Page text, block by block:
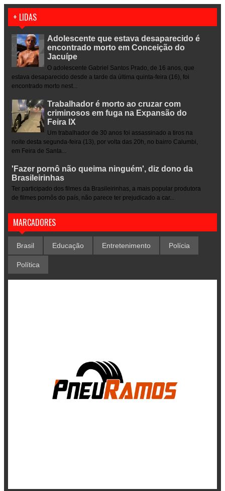
+ LIDAS
Adolescente que estava desaparecido é
encontrado morto em Conceição do
Jacuípe
O adolescente Gabriel Santos Prado, de 16 anos, que
estava desaparecido desde a tarde da última quinta-feira (16), foi
encontrado morto nest...
Trabalhador é morto ao cruzar com
criminosos em fuga na Expansão do
Feira IX
Um trabalhador de 30 anos foi assassinado a tiros na
noite desta segunda-feira (13), por volta das 20h, no bairro Calumbi,
em Feira de Santa...
'Fazer pornô não queima ninguém', diz dono da
Brasileirinhas
Ter participado dos filmes da Brasileirinhas, a mais popular produtora
de filmes pornôs do país, não parece ter prejudicado a car...
MARCADORES
Brasil Educação Entretenimento Polícia
Política